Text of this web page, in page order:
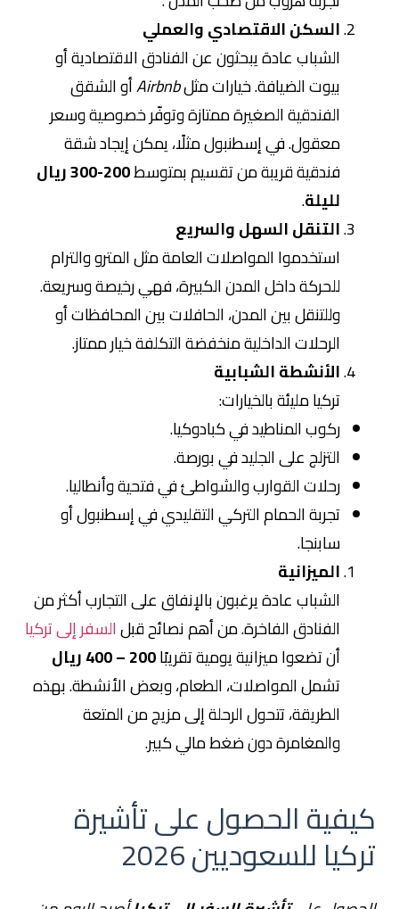
السكن الاقتصادي والعملي
الشباب عادة يبحثون عن الفنادق الاقتصادية أو
بيوت الضيافة. خيارات مثلAirbnbأو الشقق
الفندقية الصغيرة ممتازة وتوفّر خصوصية وسعر
معقول. في إسطنبول مثلًا، يمكن إيجاد شقة
فندقية قريبة من تقسيم بمتوسط
200-300 ريال
لليلة.
التنقل السهل والسريع
استخدموا المواصلات العامة مثل المترو والترام
للحركة داخل المدن الكبيرة، فهي رخيصة وسريعة.
وللتنقل بين المدن، الحافلات بين المحافظات أو
الرحلات الداخلية منخفضة التكلفة خيار ممتاز.
الأنشطة الشبابية
تركيا مليئة بالخيارات:
ركوب المناطيد في كبادوكيا.
التزلج على الجليد في بورصة.
رحلات القوارب والشواطئ في فتحية وأنطاليا.
تجربة الحمام التركي التقليدي في إسطنبول أو
سابنجا.
الميزانية
الشباب عادة يرغبون بالإنفاق على التجارب أكثر من
الفنادق الفاخرة. من أهم نصائح قبلالسفر إلى تركيا
أن تضعوا ميزانية يومية تقريبًا200 – 400 ريال
تشمل المواصلات، الطعام، وبعض الأنشطة. بهذه
الطريقة، تتحول الرحلة إلى مزيج من المتعة
والمغامرة دون ضغط مالي كبير.
كيفية الحصول على تأشيرة
تركيا للسعوديين 2026